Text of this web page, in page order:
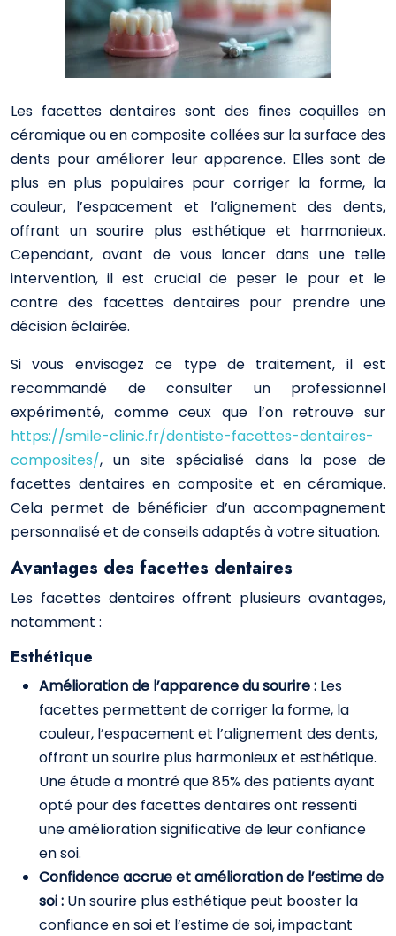
Les facettes dentaires sont des fines coquilles en
céramique ou en composite collées sur la surface des
dents pour améliorer leur apparence. Elles sont de
plus en plus populaires pour corriger la forme, la
couleur, l’espacement et l’alignement des dents,
offrant un sourire plus esthétique et harmonieux.
Cependant, avant de vous lancer dans une telle
intervention, il est crucial de peser le pour et le
contre des facettes dentaires pour prendre une
décision éclairée.
Si vous envisagez ce type de traitement, il est
recommandé de consulter un professionnel
expérimenté, comme ceux que l’on retrouve sur
https://smile-clinic.fr/dentiste-facettes-dentaires-
composites/, un site spécialisé dans la pose de
facettes dentaires en composite et en céramique.
Cela permet de bénéficier d’un accompagnement
personnalisé et de conseils adaptés à votre situation.
Avantages des facettes dentaires
Les facettes dentaires offrent plusieurs avantages,
notamment :
Esthétique
Amélioration de l’apparence du sourire : Les
facettes permettent de corriger la forme, la
couleur, l’espacement et l’alignement des dents,
offrant un sourire plus harmonieux et esthétique.
Une étude a montré que 85% des patients ayant
opté pour des facettes dentaires ont ressenti
une amélioration significative de leur confiance
en soi.
Confidence accrue et amélioration de l’estime de
soi : Un sourire plus esthétique peut booster la
confiance en soi et l’estime de soi, impactant